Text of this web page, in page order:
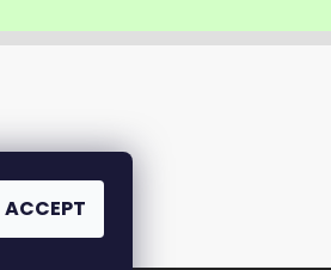
ACCEPT